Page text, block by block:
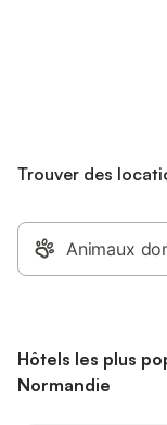
Trouver des
Animaux
Hôtels les plus
Normandie